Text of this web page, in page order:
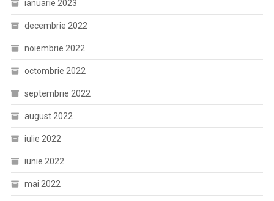
ianuarie 2023
decembrie 2022
noiembrie 2022
octombrie 2022
septembrie 2022
august 2022
iulie 2022
iunie 2022
mai 2022